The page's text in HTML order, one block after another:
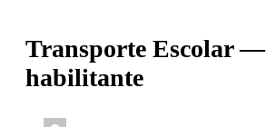
Transporte Escolar
habilitante